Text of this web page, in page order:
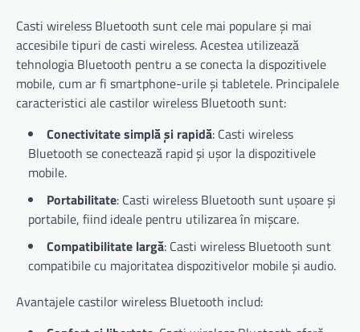
Casti wireless Bluetooth sunt cele mai populare și mai
accesibile tipuri de casti wireless. Acestea utilizează
tehnologia Bluetooth pentru a se conecta la dispozitivele
mobile, cum ar fi smartphone-urile și tabletele. Principalele
caracteristici ale castilor wireless Bluetooth sunt:
Conectivitate simplă și rapidă: Casti wireless
Bluetooth se conectează rapid și ușor la dispozitivele
mobile.
Portabilitate: Casti wireless Bluetooth sunt ușoare și
portabile, fiind ideale pentru utilizarea în mișcare.
Compatibilitate largă: Casti wireless Bluetooth sunt
compatibile cu majoritatea dispozitivelor mobile și audio.
Avantajele castilor wireless Bluetooth includ: